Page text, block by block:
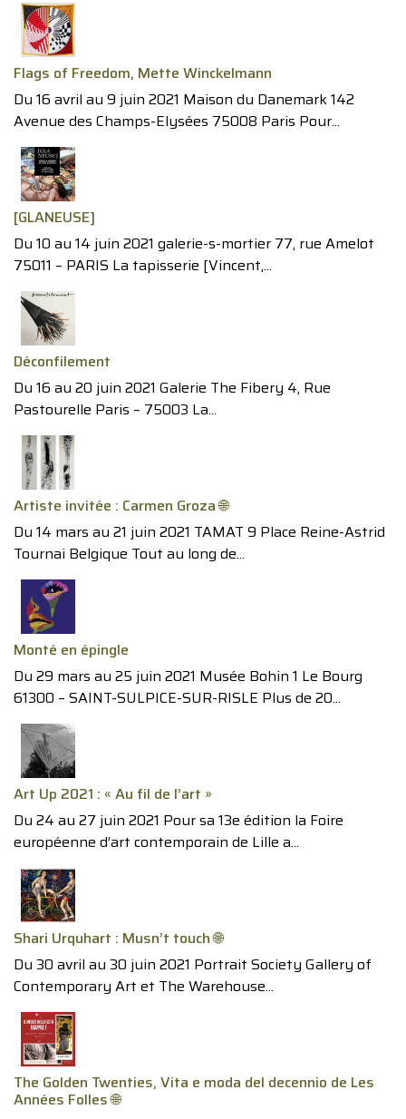
Flags of Freedom, Mette Winckelmann
Du 16 avril au 9 juin 2021 Maison du Danemark 142
Avenue des Champs-Elysées 75008 Paris Pour...
[GLANEUSE]
Du 10 au 14 juin 2021 galerie-s-mortier 77, rue Amelot
75011 – PARIS La tapisserie [Vincent,...
Déconfilement
Du 16 au 20 juin 2021 Galerie The Fibery 4, Rue
Pastourelle Paris – 75003 La...
Artiste invitée : Carmen Groza 🌐
Du 14 mars au 21 juin 2021 TAMAT 9 Place Reine-Astrid
Tournai Belgique Tout au long de...
Monté en épingle
Du 29 mars au 25 juin 2021 Musée Bohin 1 Le Bourg
61300 – SAINT-SULPICE-SUR-RISLE Plus de 20...
Art Up 2021 : « Au fil de l’art »
Du 24 au 27 juin 2021 Pour sa 13e édition la Foire
européenne d’art contemporain de Lille a...
Shari Urquhart : Musn’t touch 🌐
Du 30 avril au 30 juin 2021 Portrait Society Gallery of
Contemporary Art et The Warehouse...
The Golden Twenties, Vita e moda del decennio de Les
Années Folles 🌐